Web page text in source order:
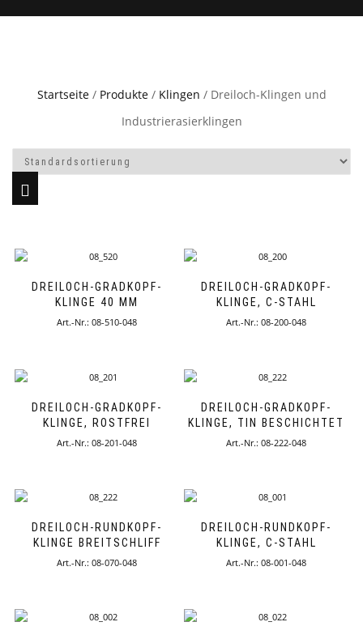
Startseite/ Produkte/ Klingen / Dreiloch-Klingen und
Industrierasierklingen
DREILOCH-GRADKOPF-
KLINGE 40 MM
Art.-Nr.: 08-510-048
DREILOCH-GRADKOPF-
KLINGE, C-STAHL
Art.-Nr.: 08-200-048
DREILOCH-GRADKOPF-
KLINGE, ROSTFREI
Art.-Nr.: 08-201-048
DREILOCH-GRADKOPF-
KLINGE, TIN BESCHICHTET
Art.-Nr.: 08-222-048
DREILOCH-RUNDKOPF-
KLINGE BREITSCHLIFF
Art.-Nr.: 08-070-048
DREILOCH-RUNDKOPF-
KLINGE, C-STAHL
Art.-Nr.: 08-001-048